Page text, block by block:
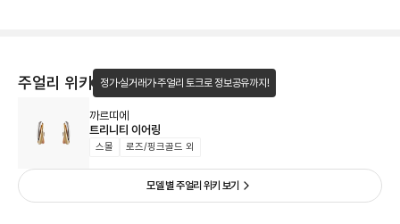
주얼리 위키 정가·실거래가·주얼리 토크로 정보공유까지!
까르띠에
트리니티 이어링
스몰 로즈/핑크골드 외
모델 별 주얼리 위키 보기